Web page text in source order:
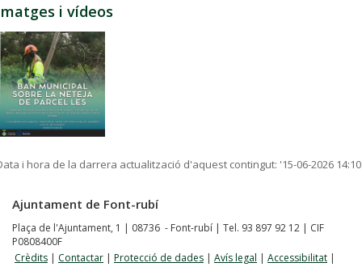
i vídeos
i hora de la darrera actualització d'aquest contingut: '15-06-2026 14:10
Ajuntament de Font-rubí
Plaça de l'Ajuntament, 1 | 08736 - Font-rubí | Tel. 93 897 92 12 | CIF
P0808400F
Crèdits | Contactar | Protecció de dades | Avís legal | Accessibilitat |